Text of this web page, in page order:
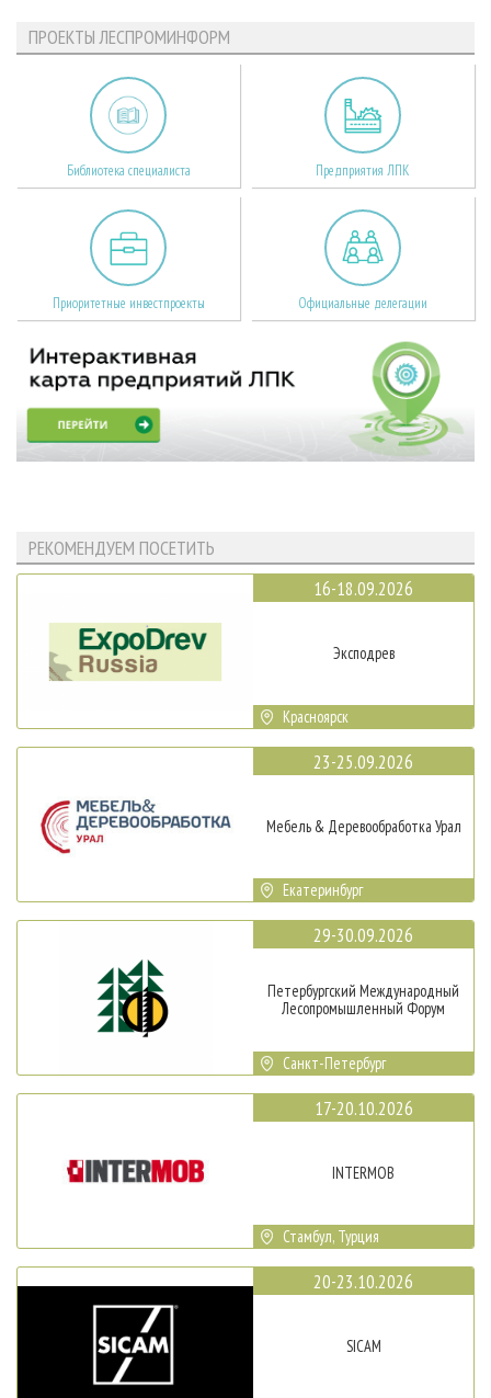
ПРОЕКТЫ ЛЕСПРОМИНФОРМ
Библиотека специалиста Предприятия ЛПК
Приоритетные инвестпроекты Официальные делегации
РЕКОМЕНДУЕМ ПОСЕТИТЬ
16-18.09.2026
Эксподрев
Красноярск
23-25.09.2026
Мебель & Деревообработка Урал
Екатеринбург
29-30.09.2026
Петербургский Международный
Лесопромышленный Форум
Санкт-Петербург
17-20.10.2026
INTERMOB
Стамбул, Турция
20-23.10.2026
SICAM